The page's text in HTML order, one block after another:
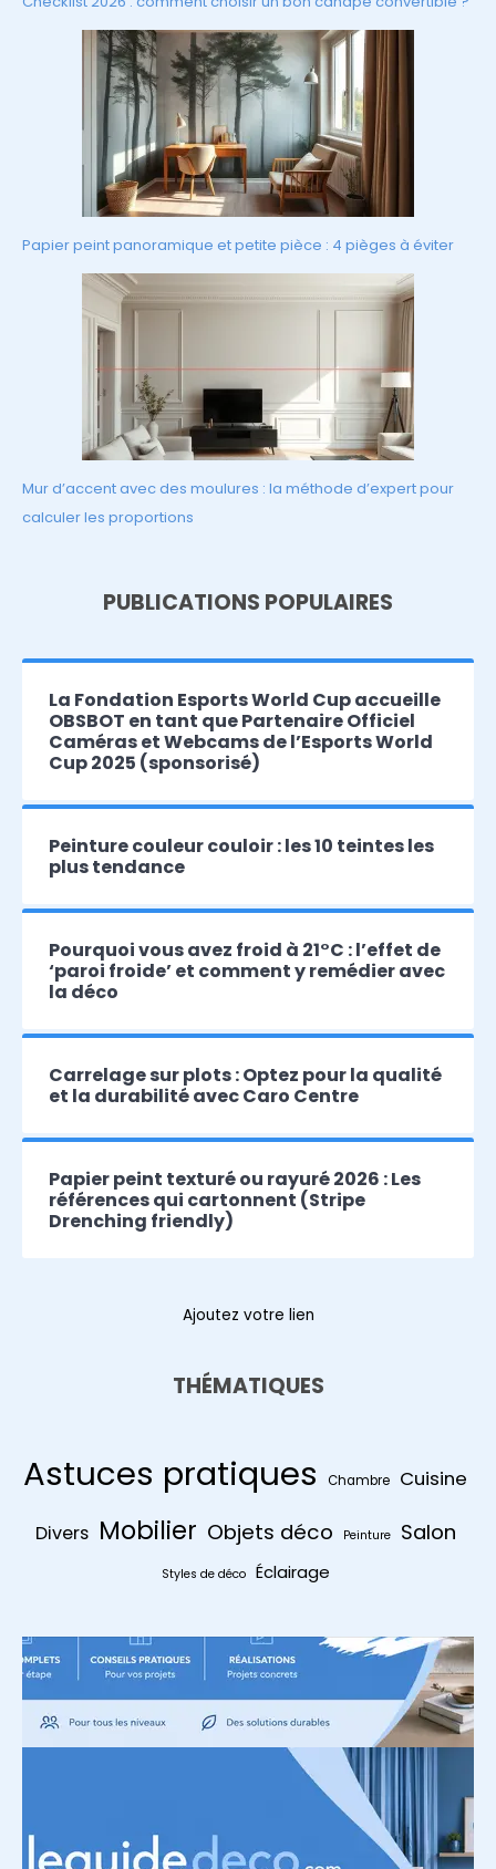
Papier peint panoramique et petite pièce : 4 pièges à éviter
Mur d’accent avec des moulures : la méthode d’expert pour
calculer les proportions
PUBLICATIONS POPULAIRES
La Fondation Esports World Cup accueille
OBSBOT en tant que Partenaire Officiel
Caméras et Webcams de l’Esports World
Cup 2025 (sponsorisé)
Peinture couleur couloir : les 10 teintes les
plus tendance
Pourquoi vous avez froid à 21°C : l’effet de
‘paroi froide’ et comment y remédier avec
la déco
Carrelage sur plots : Optez pour la qualité
et la durabilité avec Caro Centre
Papier peint texturé ou rayuré 2026 : Les
références qui cartonnent (Stripe
Drenching friendly)
Ajoutez votre lien
THÉMATIQUES
Astuces pratiques Chambre Cuisine
Divers Mobilier Objets déco Peinture Salon
Styles de déco Éclairage